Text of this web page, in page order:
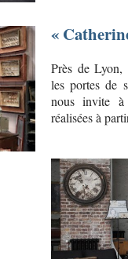
«
Près de Lyon,
les portes de
nous invite à
réalisées à